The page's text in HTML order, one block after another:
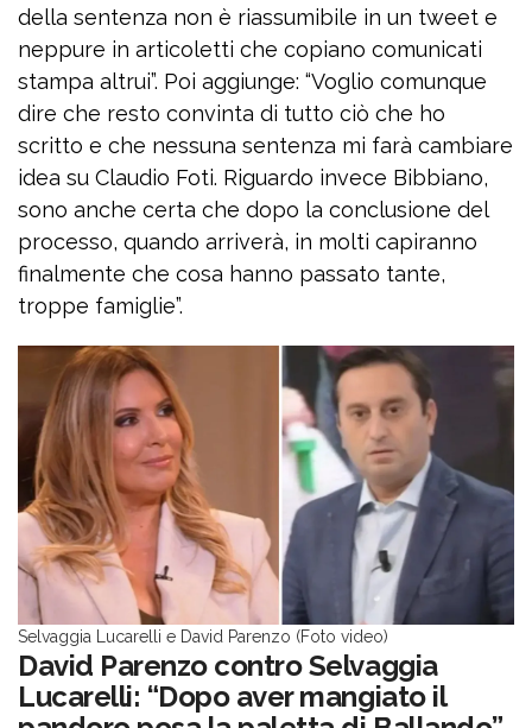
della sentenza non è riassumibile in un tweet e
neppure in articoletti che copiano comunicati
stampa altrui”. Poi aggiunge: “Voglio comunque
dire che resto convinta di tutto ciò che ho
scritto e che nessuna sentenza mi farà cambiare
idea su Claudio Foti. Riguardo invece Bibbiano,
sono anche certa che dopo la conclusione del
processo, quando arriverà, in molti capiranno
finalmente che cosa hanno passato tante,
troppe famiglie”.
Selvaggia Lucarelli e David Parenzo (Foto video)
David Parenzo contro Selvaggia
Lucarelli: “Dopo aver mangiato il